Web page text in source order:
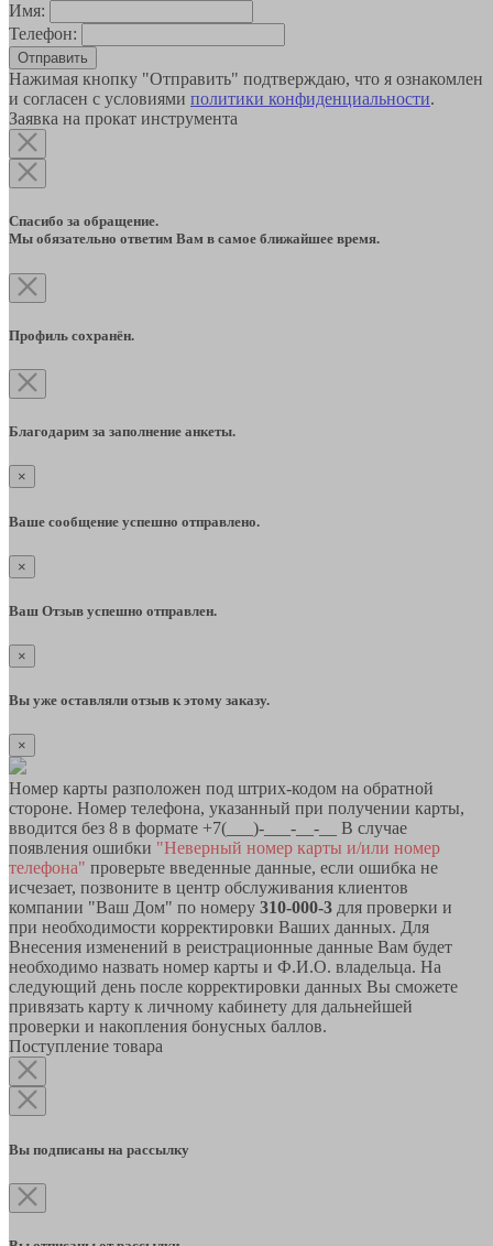
Имя:
Телефон:
Отправить
Нажимая кнопку "Отправить" подтверждаю, что я ознакомлен
и согласен с условиями политики конфиденциальности.
Заявка на прокат инструмента
Спасибо за обращение.
Мы обязательно ответим Вам в самое ближайшее время.
Профиль сохранён.
Благодарим за заполнение анкеты.
×
Ваше сообщение успешно отправлено.
×
Ваш Отзыв успешно отправлен.
×
Вы уже оставляли отзыв к этому заказу.
×
Номер карты разположен под штрих-кодом на обратной
стороне. Номер телефона, указанный при получении карты,
вводится без 8 в формате +7(___)-___-__-__ В случае
появления ошибки "Неверный номер карты и/или номер
телефона" проверьте введенные данные, если ошибка не
исчезает, позвоните в центр обслуживания клиентов
компании "Ваш Дом" по номеру 310-000-3 для проверки и
при необходимости корректировки Ваших данных. Для
Внесения изменений в реистрационные данные Вам будет
необходимо назвать номер карты и Ф.И.О. владельца. На
следующий день после корректировки данных Вы сможете
привязать карту к личному кабинету для дальнейшей
проверки и накопления бонусных баллов.
Поступление товара
Вы подписаны на рассылку